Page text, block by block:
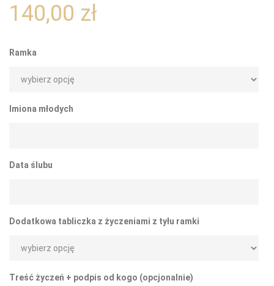
140,00 zł
Ramka
Imiona młodych
Data ślubu
Dodatkowa tabliczka z życzeniami z tyłu ramki
Treść życzeń + podpis od kogo (opcjonalnie)